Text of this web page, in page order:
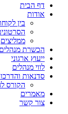
דף הבית
אודות
בין
ממליצים
הכשרת מנהלים
ייעוץ ארגוני
לווי מנהלים
סדנאות
הקורס
מאמרים
צור קשר